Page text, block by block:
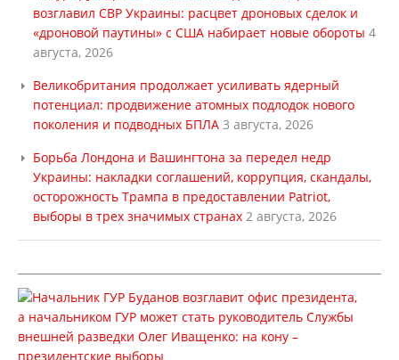
возглавил СВР Украины: расцвет дроновых сделок и
«дроновой паутины» с США набирает новые обороты 4
августа, 2026
Великобритания продолжает усиливать ядерный
потенциал: продвижение атомных подлодок нового
поколения и подводных БПЛА 3 августа, 2026
Борьба Лондона и Вашингтона за передел недр
Украины: накладки соглашений, коррупция, скандалы,
осторожность Трампа в предоставлении Patriot,
выборы в трех значимых странах 2 августа, 2026